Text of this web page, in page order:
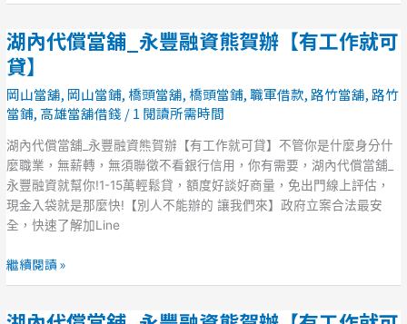
【全
方
位
貸
款
服
務】
湖內代償當舖_永豐融資熊賀辦【有工作就可
貸】
岡山當舖, 岡山當鋪,橋頭當舖,橋頭當鋪,職軍借款, 路竹當舖, 路竹
當鋪, 高雄當舖借錢 /1 閱讀所需時間
湖內代償當舖_永豐融資熊賀辦【有工作就可貸】不管你是什麼身分什
麼職業，無薪轉，無須聯徵不看銀行信用，你有需要，湖內代償當舖_
永豐融資就幫你!1-15萬輕鬆貸，額度好談好商量，免出門線上評估，
現金入袋就是那麼快!【別人不能辦的 讓我們來】政府立案合法最安
全，快速了解加Line
湖
內
代
償
當
舖
_
永
豐
融
熊
【有
繼續閱讀 »
湖